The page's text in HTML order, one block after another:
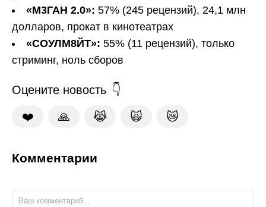
«М3ГАН 2.0»: 57% (245 рецензий), 24,1 млн
долларов, прокат в кинотеатрах
«СОУЛМ8ЙТ»: 55% (11 рецензий), только
стриминг, ноль сборов
Оцените новость
❤️ 🙏 😹 🙀 😿
Комментарии